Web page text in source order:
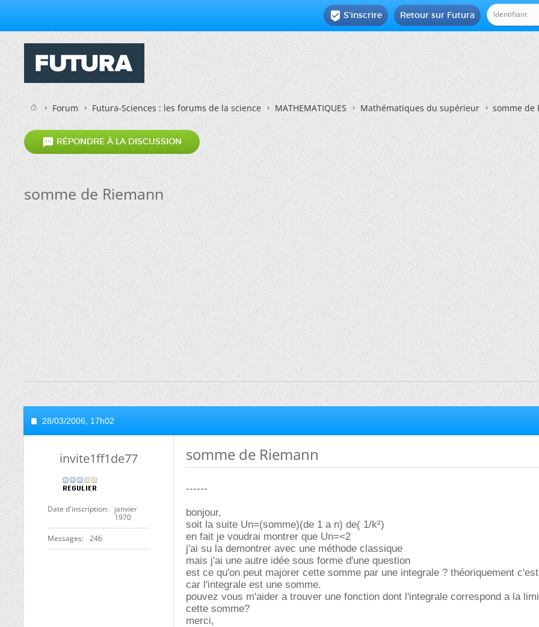
Retour sur Futura
 S'inscrire
Forum Futura-Sciences : les forums de la science MATHEMATIQUES Mathématiques du supérieur somme de
 RÉPONDRE À LA DISCUSSION
somme de Riemann
28/03/2006, 17h02
invite1ff1de77
Date d'inscription
janvier
1970
Messages 246
somme de Riemann
------
bonjour,
soit la suite Un=(somme)(de 1 a n) de( 1/k²)
en fait je voudrai montrer que Un=<2
j'ai su la demontrer avec une méthode classique
mais j'ai une autre idée sous forme d'une question
est ce qu'on peut majorer cette somme par une integrale ? théoriquement
car l'integrale est une somme.
pouvez vous m'aider a trouver une fonction dont l'integrale correspond a la
cette somme?
merci,